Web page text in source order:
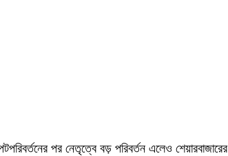
পর নেতৃত্বে বড় পরিবর্তন এলেও শেয়ারবাজারের